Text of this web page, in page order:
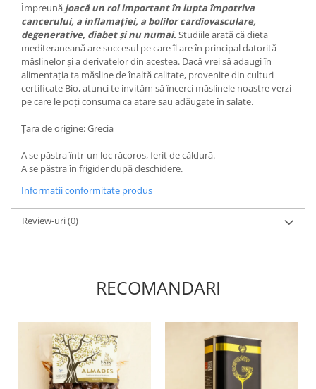
Împreună joacă un rol important în lupta împotriva
cancerului, a inflamației, a bolilor cardiovasculare,
degenerative, diabet și nu numai.Studiile arată că dieta
mediteraneană are succesul pe care îl are în principal datorită
măslinelor și a derivatelor din acestea. Dacă vrei să adaugi în
alimentația ta măsline de înaltă calitate, provenite din culturi
certificate Bio, atunci te invităm să încerci măslinele noastre verzi
pe care le poți consuma ca atare sau adăugate în salate.
Țara de origine: Grecia
A se păstra într-un loc răcoros, ferit de căldură.
A se păstra în frigider după deschidere.
Informatii conformitate produs
Review-uri(0)
RECOMANDARI